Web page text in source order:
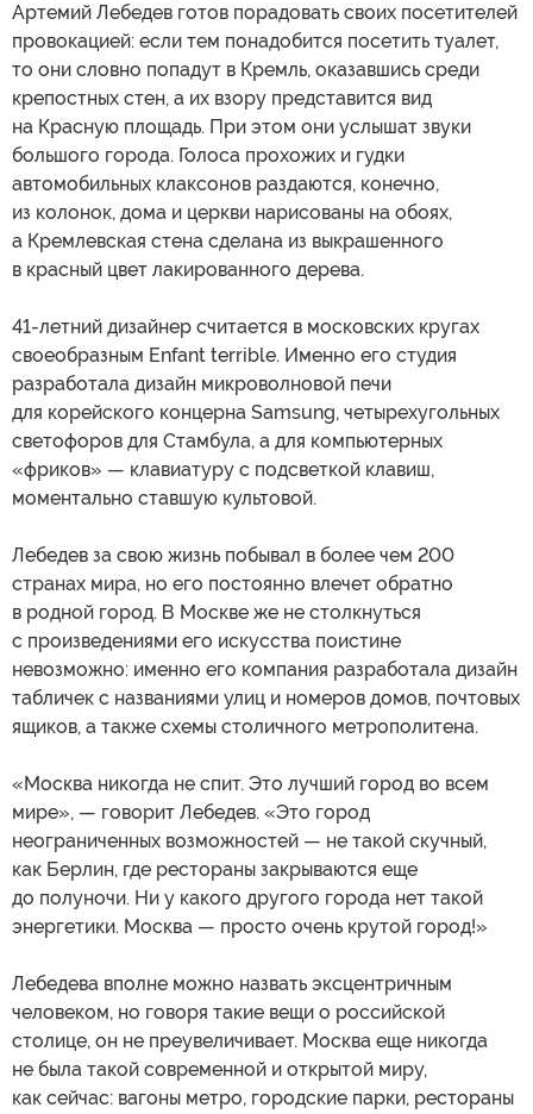
Артемий Лебедев готов порадовать своих посетителей
провокацией: если тем понадобится посетить туалет,
то они словно попадут в Кремль, оказавшись среди
крепостных стен, а их взору представится вид
на Красную площадь. При этом они услышат звуки
большого города. Голоса прохожих и гудки
автомобильных клаксонов раздаются, конечно,
из колонок, дома и церкви нарисованы на обоях,
а Кремлевская стена сделана из выкрашенного
в красный цвет лакированного дерева.
41-летний дизайнер считается в московских кругах
своеобразным Enfant terrible. Именно его студия
разработала дизайн микроволновой печи
для корейского концерна Samsung, четырехугольных
светофоров для Стамбула, а для компьютерных
«фриков» — клавиатуру с подсветкой клавиш,
моментально ставшую культовой.
Лебедев за свою жизнь побывал в более чем 200
странах мира, но его постоянно влечет обратно
в родной город. В Москве же не столкнуться
с произведениями его искусства поистине
невозможно: именно его компания разработала дизайн
табличек с названиями улиц и номеров домов, почтовых
ящиков, а также схемы столичного метрополитена.
«Москва никогда не спит. Это лучший город во всем
мире», — говорит Лебедев. «Это город
неограниченных возможностей — не такой скучный,
как Берлин, где рестораны закрываются еще
до полуночи. Ни у какого другого города нет такой
энергетики. Москва — просто очень крутой город!»
Лебедева вполне можно назвать эксцентричным
человеком, но говоря такие вещи о российской
столице, он не преувеличивает. Москва еще никогда
не была такой современной и открытой миру,
как сейчас: вагоны метро, городские парки, рестораны